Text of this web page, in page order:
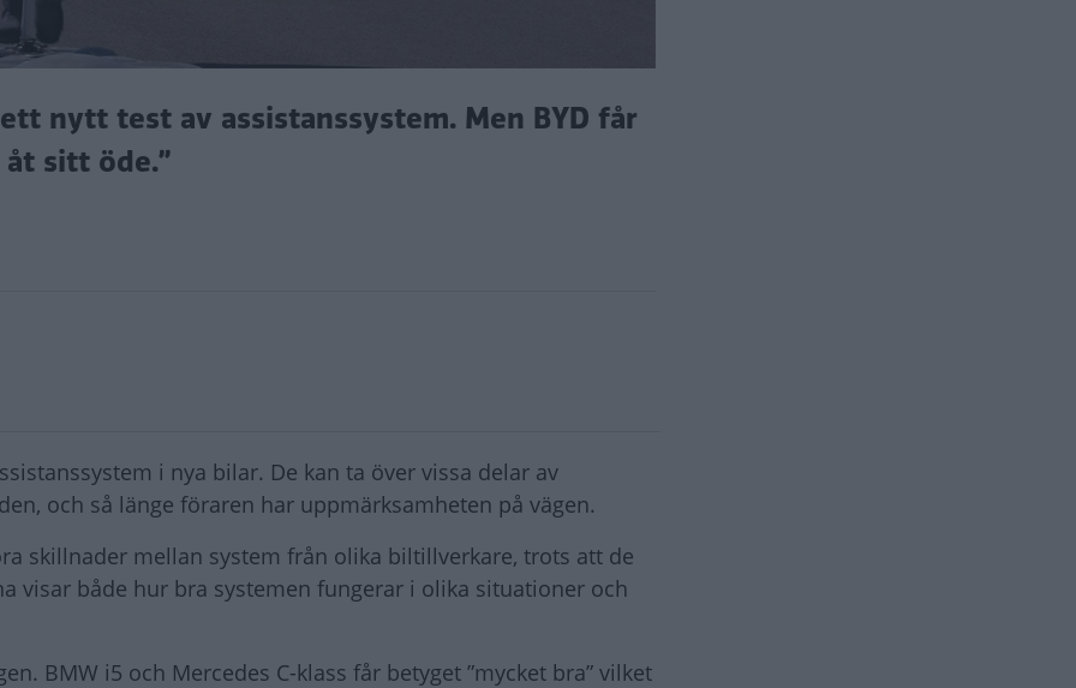
nytt test av assistanssystem. Men BYD får
sitt öde.”
i nya bilar. De kan ta över vissa delar av
och så länge föraren har uppmärksamheten på vägen.
skillnader mellan system från olika biltillverkare, trots att de
visar både hur bra systemen fungerar i olika situationer och
BMW i5 och Mercedes C-klass får betyget ”mycket bra” vilket